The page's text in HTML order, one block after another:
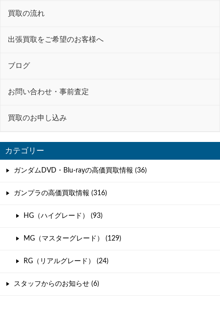
ー
ョ
買取の流れ
出張買取をご希望のお客様へ
ブログ
お問い合わせ・事前査定
買取のお申し込み
カテゴリー
ガンダムDVD・Blu-rayの高価買取情報 (36)
ガンプラの高価買取情報 (316)
HG（ハイグレード） (93)
MG（マスターグレード） (129)
RG（リアルグレード） (24)
スタッフからのお知らせ (6)